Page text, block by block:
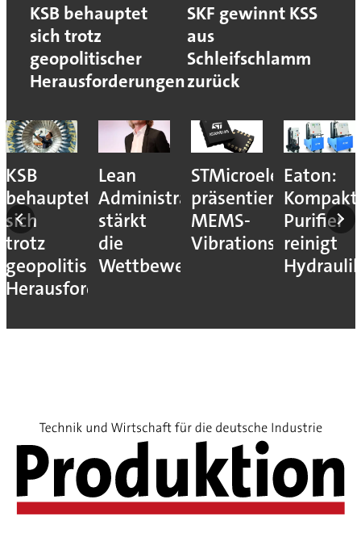
KSB behauptet
sich trotz
geopolitischer
Herausforderungen
SKF gewinnt KSS
aus
Schleifschlamm
zurück
KSB
behauptet
sich
trotz
geopolitischer
Herausforderungen
Lean
Administration
stärkt
die
Wettbewerbsfähigkeit
STMicroelectronics
präsentiert
MEMS-
Vibrationssensor
Eaton:
Purifier
reinigt